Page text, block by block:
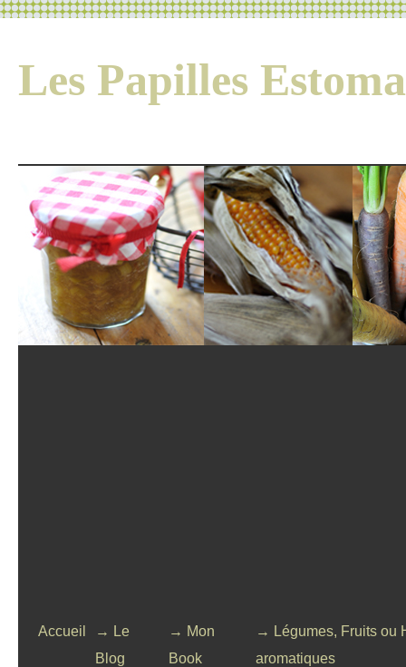
Les Papilles
Accueil
→ Le
Blog
→ Mon
Book
→ Légumes, Fruits ou
aromatiques